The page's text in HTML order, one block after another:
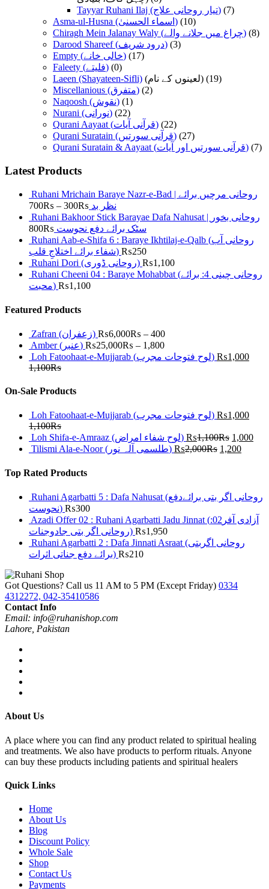
Tayyar Ruhani Ilaj (تیار روحانی علاج)
(7)
Asma-ul-Husna (اسماء الحسنیٰ)
(10)
Chiragh Mein Jalanay Waly (چراغ میں جلانے والے)
(8)
Darood Shareef (درود شریف)
(3)
Empty (خالی خانے)
(17)
Faleety (فلیتے)
(0)
Laeen (Shayateen-Sifli)
(لعینوں کے نام)
(19)
Miscellanious (متفرق)
(2)
Naqoosh (نقوش)
(1)
Nurani (نورانی)
(22)
Qurani Aayaat (قرآنی آیات)
(22)
Qurani Suratain (قرآنی سورتیں)
(27)
Qurani Suratain & Aayaat (قرآنی سورتیں اور آیات)
(7)
Latest Products
Ruhani Mrichain Baraye Nazr-e-Bad | روحانی مرچیں برائے
نظر بد ₨
300
–
₨
700
Ruhani Bakhoor Stick Barayae Dafa Nahusat | روحانی بخور
سٹک برائے دفع نحوست ₨
800
Ruhani Aab-e-Shifa 6 : Baraye Ikhtilaj-e-Qalb (روحانی آب
شفاء برائے اختلاجِ قلب) ₨250
Ruhani Dori (روحانی ڈوری) ₨1,100
Ruhani Cheeni 04 : Baraye Mohabbat (روحانی چینی 4: برائے
محبت) ₨1,100
Featured Products
Zafran (زعفران) ₨ 400
–
₨
6,000
Amber (عنبر) ₨ 1,800
–
₨
25,000
Loh Fatoohaat-e-Mujjarab (لوح فتوحات مجرب) ₨1,000
₨
1,100
On-Sale Products
Loh Fatoohaat-e-Mujjarab (لوح فتوحات مجرب) ₨1,000
₨
1,100
Loh Shifa-e-Amraaz (لوح شفاء امراض) ₨ 1,000
₨
1,100
Tilismi Ala-e-Noor (طلسمی آلہ نور) ₨ 1,200
₨
2,000
Top Rated Products
Ruhani Agarbatti 5 : Dafa Nahusat (روحانی اگر بتی برائےدفع
نحوست) ₨300
Azadi Offer 02 : Ruhani Agarbatti Jadu Jinnat (آزادی آفر02:
روحانی اگر بتی جادوجنات) ₨1,950
Ruhani Agarbatti 2 : Dafa Jinnati Asraat (روحانی اگربتی
برائے دفع جناتی اثرات) ₨210
Got Questions? Call us 11 AM to 5 PM (Except Friday) 0334
4312272, 042-35410586
Contact Info
Email: info@ruhanishop.com
Lahore, Pakistan
About Us
A place where you can find any product related to spiritual healing
and treatments. We also have products to perform rituals. Anyone
can buy these products including patients and spiritual healers
Quick Links
Home
About Us
Blog
Discount Policy
Whole Sale
Shop
Contact Us
Payments